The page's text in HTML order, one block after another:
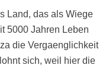
Land, das als Wiege
5000 Jahren Leben
die Vergaenglichkeit
sich, weil hier die